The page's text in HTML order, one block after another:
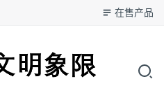
在售产品